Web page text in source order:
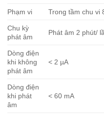
Phạm vi Trong tầm chu vi
Chu kỳ
phát âm
Phát âm 2 phút/
Dòng điện
khi không
phát âm
< 2 µA
Dòng điện
khi phát
âm
< 60 mA